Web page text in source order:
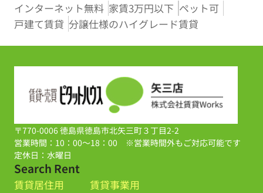
インターネット無料 家賃3万円以下 ペット可
戸建て賃貸 分譲仕様のハイグレード賃貸
〒770-0006 徳島県徳島市北矢三町３丁目2-2
営業時間：10：00～18：00 ※営業時間外もご対応可能です
定休日：水曜日
Search Rent
賃貸居住用
賃貸事業用